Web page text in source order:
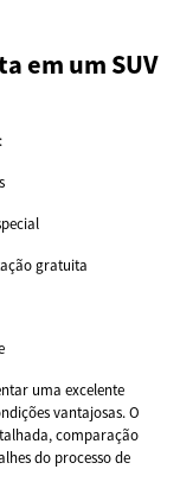
em um SUV
gratuita
uma excelente
vantajosas. O
comparação
do processo de